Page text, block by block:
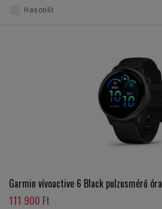
Hasonlít
Garmin vívoactive 6 Black pulzusmérő óra
111 900 Ft